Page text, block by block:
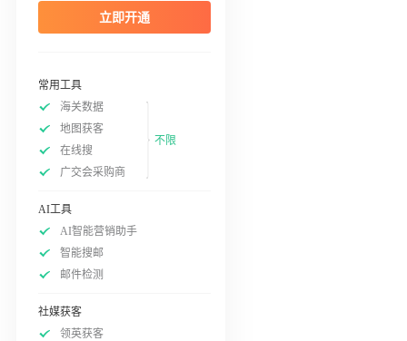
立即开通
常用工具
海关数据
地图获客
在线搜
广交会采购商
不限
AI工具
AI智能营销助手
智能搜邮
邮件检测
社媒获客
领英获客